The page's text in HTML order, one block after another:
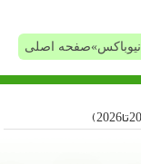
نیوباکس»صفحه اصلی